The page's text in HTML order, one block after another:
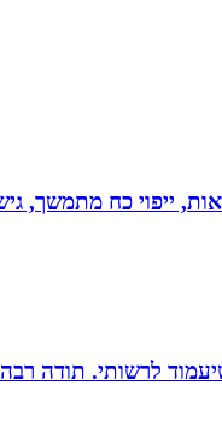
ייפוי כח מתמשך,
לרשותי. תודה